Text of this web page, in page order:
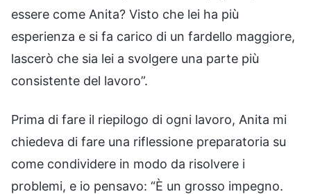
essere come Anita? Visto che lei ha più
esperienza e si fa carico di un fardello maggiore,
lascerò che sia lei a svolgere una parte più
consistente del lavoro”.
Prima di fare il riepilogo di ogni lavoro, Anita mi
chiedeva di fare una riflessione preparatoria su
come condividere in modo da risolvere i
problemi, e io pensavo: “È un grosso impegno.